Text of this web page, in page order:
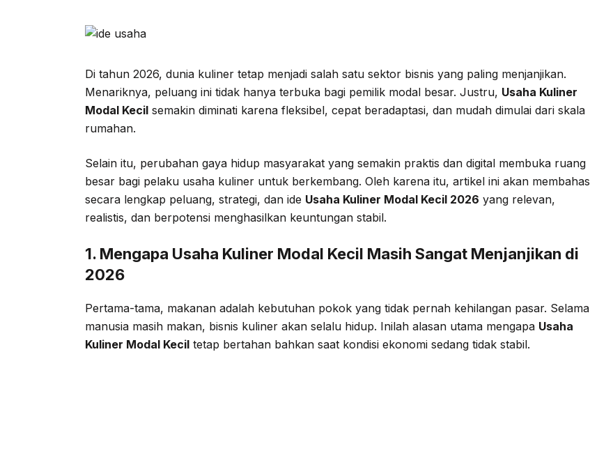
b
o
o
t
e
r
g
r
a
A
p
Di tahun 2026, dunia kuliner tetap menjadi salah satu sektor bisnis yang paling menjanjikan.
Menariknya, peluang ini tidak hanya terbuka bagi pemilik modal besar. Justru, Usaha Kuliner
Modal Kecil semakin diminati karena fleksibel, cepat beradaptasi, dan mudah dimulai dari skala
rumahan.
Selain itu, perubahan gaya hidup masyarakat yang semakin praktis dan digital membuka ruang
besar bagi pelaku usaha kuliner untuk berkembang. Oleh karena itu, artikel ini akan membahas
secara lengkap peluang, strategi, dan ide Usaha Kuliner Modal Kecil 2026 yang relevan,
realistis, dan berpotensi menghasilkan keuntungan stabil.
1. Mengapa Usaha Kuliner Modal Kecil Masih Sangat Menjanjikan di
2026
Pertama-tama, makanan adalah kebutuhan pokok yang tidak pernah kehilangan pasar. Selama
manusia masih makan, bisnis kuliner akan selalu hidup. Inilah alasan utama mengapa Usaha
Kuliner Modal Kecil tetap bertahan bahkan saat kondisi ekonomi sedang tidak stabil.